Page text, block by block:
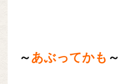
～あぶってかも ～